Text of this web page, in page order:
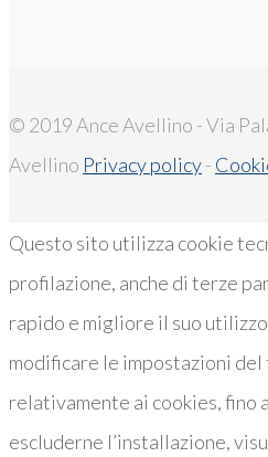
© 2019 Ance Avellino - Via
Avellino Privacy policy-
Questo sito utilizza cookie
profilazione, anche di terze
rapido e migliore il suo
modificare le impostazioni
relativamente ai cookies, fino
escluderne l’installazione,